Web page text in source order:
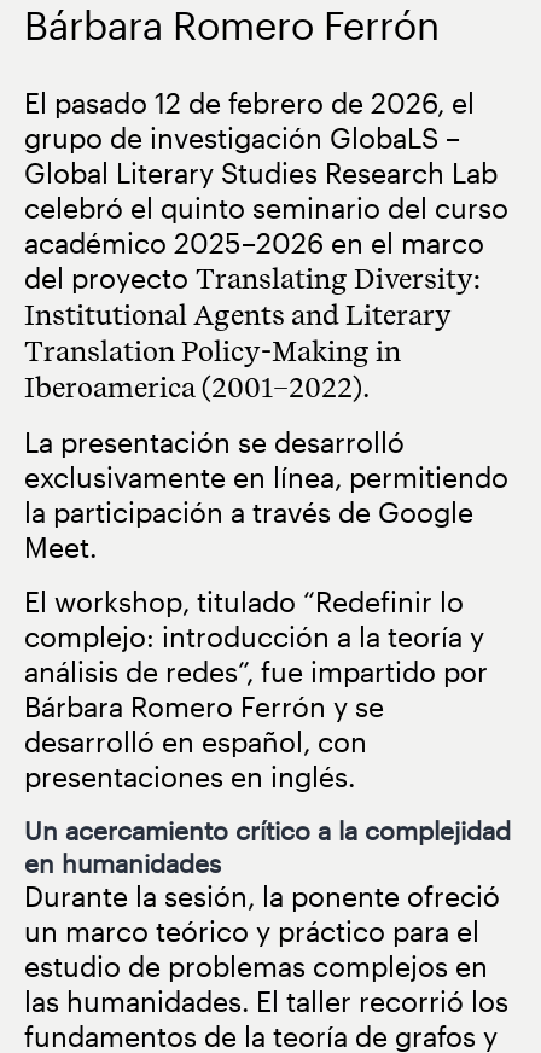
Bárbara Romero Ferrón
El pasado 12 de febrero de 2026, el
grupo de investigación GlobaLS –
Global Literary Studies Research Lab
celebró el quinto seminario del curso
académico 2025–2026 en el marco
del proyecto Translating Diversity:
Institutional Agents and Literary
Translation Policy-Making in
Iberoamerica (2001–2022).
La presentación se desarrolló
exclusivamente en línea, permitiendo
la participación a través de Google
Meet.
El workshop, titulado “Redefinir lo
complejo: introducción a la teoría y
análisis de redes”, fue impartido por
Bárbara Romero Ferrón y se
desarrolló en español, con
presentaciones en inglés.
Un acercamiento crítico a la complejidad
en humanidades
Durante la sesión, la ponente ofreció
un marco teórico y práctico para el
estudio de problemas complejos en
las humanidades. El taller recorrió los
fundamentos de la teoría de grafos y